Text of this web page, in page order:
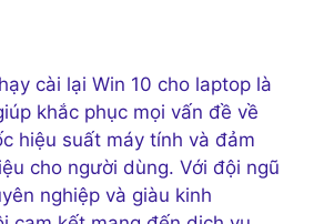
cài lại Win 10 cho laptop là
khắc phục mọi vấn đề về
hiệu suất máy tính và đảm
cho người dùng. Với đội ngũ
nghiệp và giàu kinh